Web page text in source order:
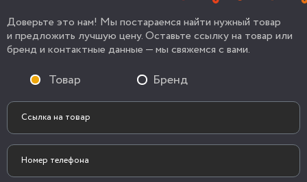
Доверьте это нам! Мы постараемся найти нужный товар
и предложить лучшую цену. Оставьте ссылку на товар или
бренд и контактные данные — мы свяжемся с вами.
Товар Бренд